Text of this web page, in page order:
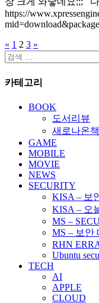
https://
글
페
이
« 1 2 3 »
검
카테고리
BOOK
도서리뷰
새로나온책
GAME
MOBILE
MOVIE
NEWS
SECURITY
KISA – 보
KISA – 오
MS –
MS – 보안
RHN
Ubuntu
TECH
AI
APPLE
CLOUD